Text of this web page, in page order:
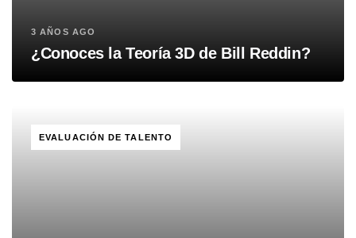
3 AÑOS AGO
¿Conoces la Teoría 3D de Bill Reddin?
EVALUACIÓN DE TALENTO